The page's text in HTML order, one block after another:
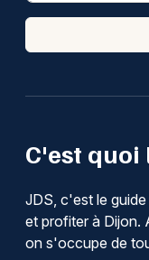
C'est quoi
JDS, c'est le
et profiter à Dijon.
on s'occupe de